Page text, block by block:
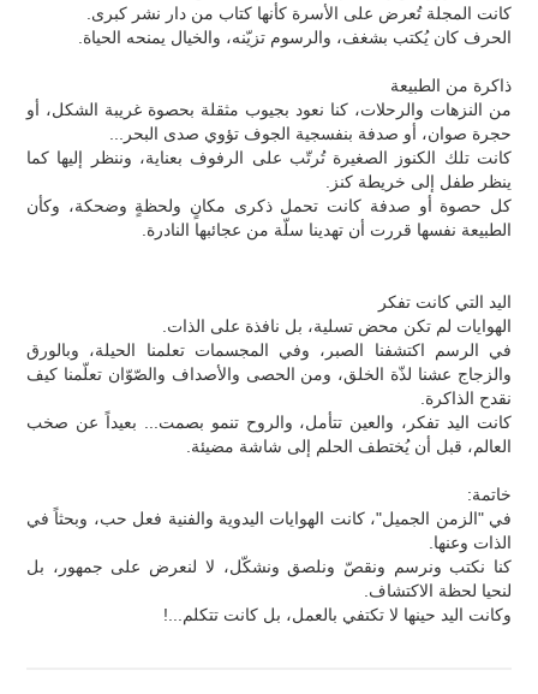
كانت المجلة تُعرض على الأسرة كأنها كتاب من دار نشر كبرى.
الحرف كان يُكتب بشغف، والرسوم تزيّنه، والخيال يمنحه الحياة.
ذاكرة من الطبيعة
من النزهات والرحلات، كنا نعود بجيوب مثقلة بحصوة غريبة الشكل، أو
حجرة صوان، أو صدفة بنفسجية الجوف تؤوي صدى البحر...
كانت تلك الكنوز الصغيرة تُرتّب على الرفوف بعناية، وننظر إليها كما
ينظر طفل إلى خريطة كنز.
كل حصوة أو صدفة كانت تحمل ذكرى مكانٍ ولحظةٍ وضحكة، وكأن
الطبيعة نفسها قررت أن تهدينا سلّة من عجائبها النادرة.
اليد التي كانت تفكر
الهوايات لم تكن محض تسلية، بل نافذة على الذات.
في الرسم اكتشفنا الصبر، وفي المجسمات تعلمنا الحيلة، وبالورق
والزجاج عشنا لذّة الخلق، ومن الحصى والأصداف والصّوّان تعلّمنا كيف
نقدح الذاكرة.
كانت اليد تفكر، والعين تتأمل، والروح تنمو بصمت... بعيداً عن صخب
العالم، قبل أن يُختطف الحلم إلى شاشة مضيئة.
خاتمة:
في "الزمن الجميل"، كانت الهوايات اليدوية والفنية فعل حب، وبحثاً في
الذات وعنها.
كنا نكتب ونرسم ونقصّ ونلصق ونشكّل، لا لنعرض على جمهور، بل
لنحيا لحظة الاكتشاف.
وكانت اليد حينها لا تكتفي بالعمل، بل كانت تتكلم...!